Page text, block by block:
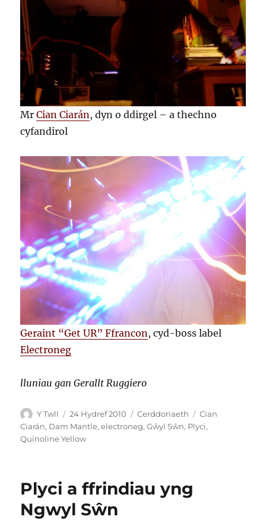
MrCian Ciarán, dyn o ddirgel – a thechno
cyfandirol
Geraint “Get UR” Ffrancon, cyd-boss label
Electroneg
lluniau gan Gerallt Ruggiero
Awdur
Y Twll
Cofnodwyd
ar
24 Hydref 2010 Categorïau
Cerddoriaeth Tagiau
Cian
Ciarán, Dam Mantle,electroneg,Gŵyl Sŵn, Plyci,
Quinoline Yellow
Plyci a ffrindiau yng
Ngwyl Sŵn